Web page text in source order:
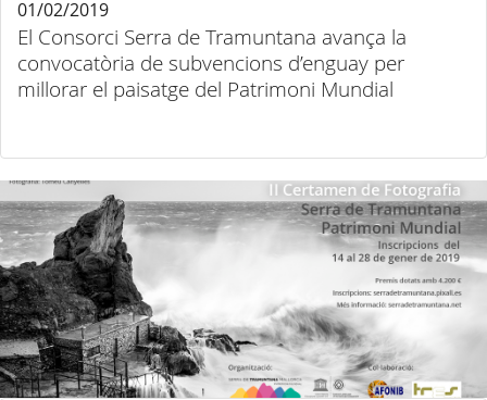
El Consorci Serra de Tramuntana avança la
convocatòria de subvencions d’enguay per
millorar el paisatge del Patrimoni Mundial
01/02/2019